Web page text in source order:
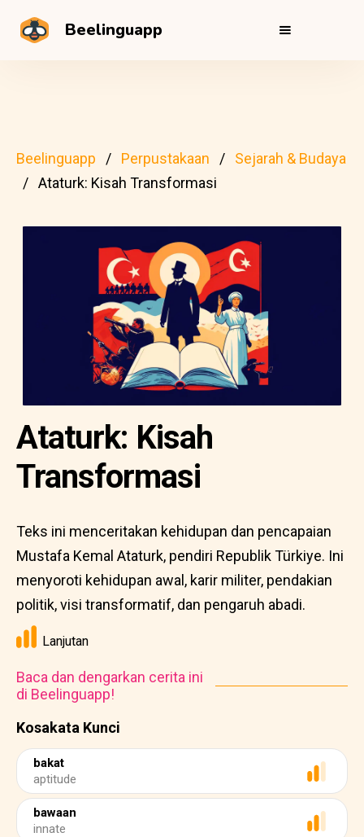
Beelinguapp
Beelinguapp Perpustakaan
Sejarah & Budaya
Ataturk: Kisah Transformasi
Kosakata Kunci
bakat
aptitude
bawaan
innate
Ataturk: Kisah
Transformasi
Teks ini menceritakan kehidupan dan pencapaian
Mustafa Kemal Ataturk, pendiri Republik Türkiye. Ini
menyoroti kehidupan awal, karir militer, pendakian
politik, visi transformatif, dan pengaruh abadi.
Lanjutan
Baca dan dengarkan cerita ini
di Beelinguapp!